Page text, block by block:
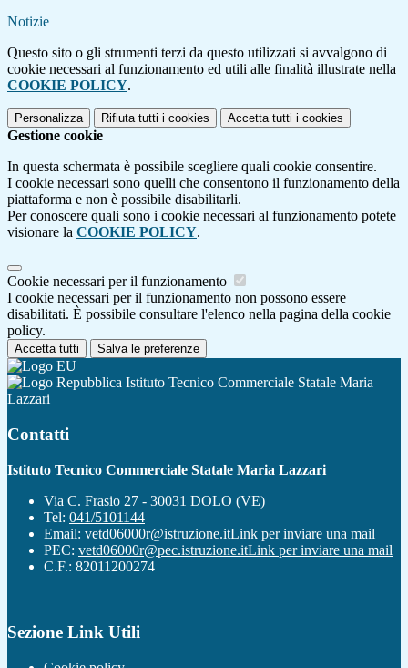
Notizie
Questo sito o gli strumenti terzi da questo utilizzati si avvalgono di
cookie necessari al funzionamento ed utili alle finalità illustrate nella
COOKIE POLICY.
Personalizza Rifiuta tutti i cookies Accetta tutti i cookies
Gestione cookie
In questa schermata è possibile scegliere quali cookie consentire.
I cookie necessari sono quelli che consentono il funzionamento della
piattaforma e non è possibile disabilitarli.
Per conoscere quali sono i cookie necessari al funzionamento potete
visionare la COOKIE POLICY.
Cookie necessari per il funzionamento
I cookie necessari per il funzionamento non possono essere
disabilitati. È possibile consultare l'elenco nella pagina della cookie
policy.
Accetta tutti Salva le preferenze
Istituto Tecnico Commerciale Statale Maria
Lazzari
Contatti
Istituto Tecnico Commerciale Statale Maria Lazzari
Via C. Frasio 27 - 30031 DOLO (VE)
Tel: 041/5101144
Email: vetd06000r@istruzione.itLink per inviare una mail
PEC: vetd06000r@pec.istruzione.itLink per inviare una mail
C.F.: 82011200274
Sezione Link Utili